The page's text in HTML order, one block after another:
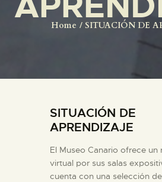
Home SITUACIÓN DE
█
DIDÁCTICA
ESPAÑOL
SITUACIÓN DE
APRENDIZAJE
El Museo Canario ofrece un
virtual por sus salas
cuenta con una selección